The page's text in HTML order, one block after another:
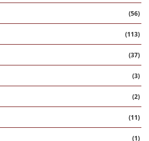
(56)
(113)
(37)
(3)
(2)
(11)
(1)